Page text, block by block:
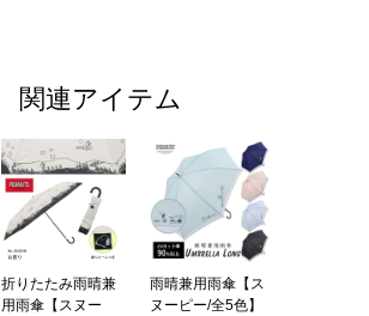
関連アイテム
折りたたみ雨晴兼
用雨傘【スヌー
雨晴兼用雨傘【ス
ヌーピー/全5色】